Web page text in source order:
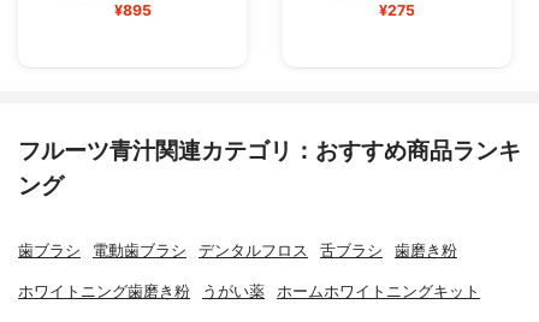
¥895 ¥275
フルーツ青汁関連カテゴリ：おすすめ商品ランキ
ング
歯ブラシ 電動歯ブラシ デンタルフロス 舌ブラシ 歯磨き粉
ホワイトニング歯磨き粉 うがい薬 ホームホワイトニングキット